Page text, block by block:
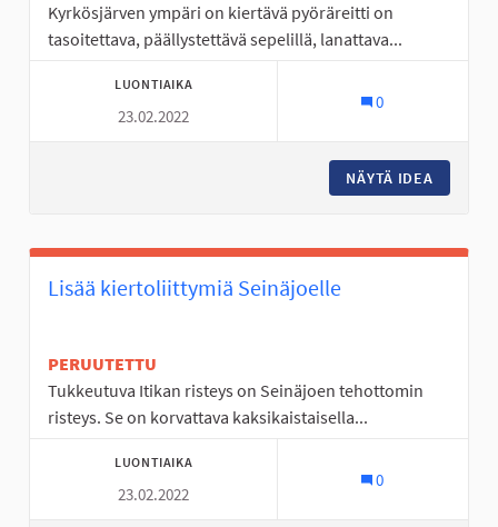
Kyrkösjärven ympäri on kiertävä pyöräreitti on
tasoitettava, päällystettävä sepelillä, lanattava...
LUONTIAIKA
23.02.2022
0
NÄYTÄ IDEA
Lisää kiertoliittymiä Seinäjoelle
PERUUTETTU
Tukkeutuva Itikan risteys on Seinäjoen tehottomin
risteys. Se on korvattava kaksikaistaisella...
LUONTIAIKA
23.02.2022
0